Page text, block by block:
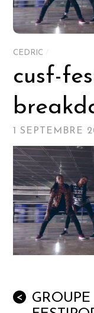
CEDRIC
cusf-
1 SEPTEMBRE
<